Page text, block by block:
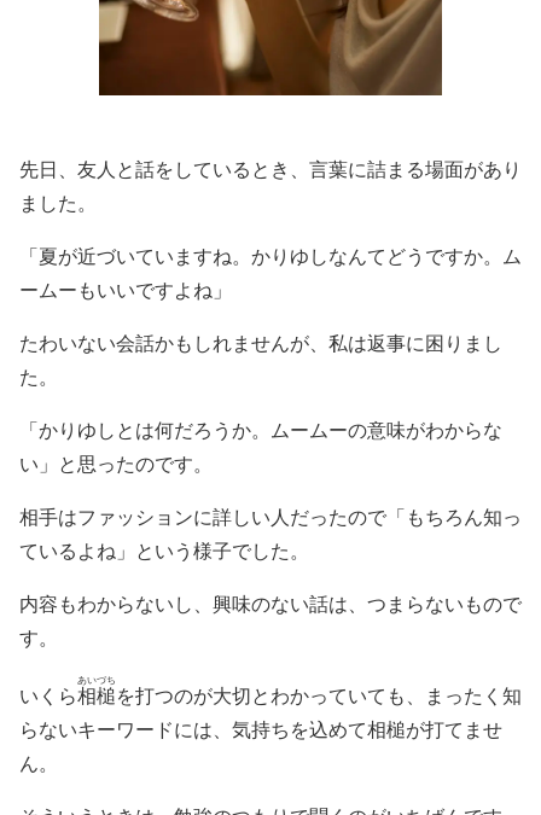
先日、友人と話をしているとき、言葉に詰まる場面があり
ました。
「夏が近づいていますね。かりゆしなんてどうですか。ム
ームーもいいですよね」
たわいない会話かもしれませんが、私は返事に困りまし
た。
「かりゆしとは何だろうか。ムームーの意味がわからな
い」と思ったのです。
相手はファッションに詳しい人だったので「もちろん知っ
ているよね」という様子でした。
内容もわからないし、興味のない話は、つまらないもので
す。
いくら相槌
あいづち
を打つのが大切とわかっていても、まったく知
らないキーワードには、気持ちを込めて相槌が打てませ
ん。